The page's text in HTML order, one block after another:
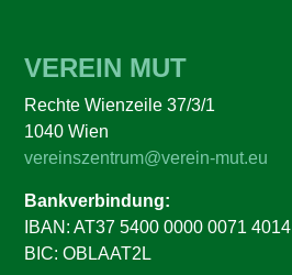
VEREIN MUT
Rechte Wienzeile 37/3/1
1040 Wien
vereinszentrum@verein-mut.eu
Bankverbindung:
IBAN: AT37 5400 0000 0071 4014
BIC: OBLAAT2L